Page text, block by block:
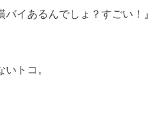
イあるんでしょ？すごい！』
トコ。